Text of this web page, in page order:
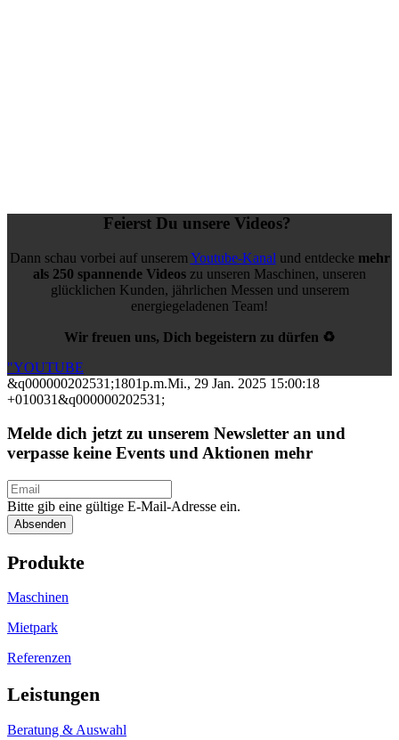
Feierst Du unsere Videos?
Dann schau vorbei auf unserem Youtube-Kanal und entdecke mehr
als 250 spannende Videos zu unseren Maschinen, unseren
glücklichen Kunden, jährlichen Messen und unserem
energiegeladenen Team!
Wir freuen uns, Dich begeistern zu dürfen ♻️
"YOUTUBE
&q000000202531;1801p.m.Mi., 29 Jan. 2025 15:00:18
+010031&q000000202531;
Melde dich jetzt zu unserem Newsletter an und
verpasse keine Events und Aktionen mehr
Bitte gib eine gültige E-Mail-Adresse ein.
Absenden
Produkte
Maschinen
Mietpark
Referenzen
Leistungen
Beratung & Auswahl